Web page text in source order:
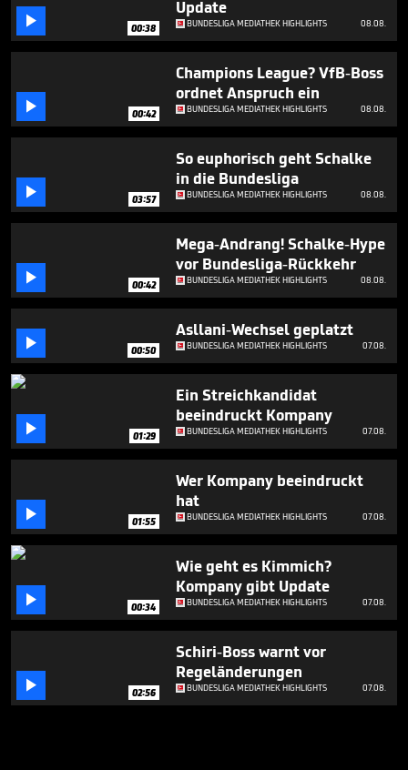
1
minute,
35
seconds
 00:38
Update
BUNDESLIGA MEDIATHEK HIGHLIGHTS 08.08.
 00:42
Champions League? VfB-Boss
ordnet Anspruch ein
BUNDESLIGA MEDIATHEK HIGHLIGHTS 08.08.
 03:57
So euphorisch geht Schalke
in die Bundesliga
BUNDESLIGA MEDIATHEK HIGHLIGHTS 08.08.
 00:42
Mega-Andrang! Schalke-Hype
vor Bundesliga-Rückkehr
BUNDESLIGA MEDIATHEK HIGHLIGHTS 08.08.
 00:50
Asllani-Wechsel geplatzt
BUNDESLIGA MEDIATHEK HIGHLIGHTS 07.08.
 01:29
Ein Streichkandidat
beeindruckt Kompany
BUNDESLIGA MEDIATHEK HIGHLIGHTS 07.08.
 01:55
Wer Kompany beeindruckt
hat
BUNDESLIGA MEDIATHEK HIGHLIGHTS 07.08.
 00:34
Wie geht es Kimmich?
Kompany gibt Update
BUNDESLIGA MEDIATHEK HIGHLIGHTS 07.08.
 02:56
Schiri-Boss warnt vor
Regeländerungen
BUNDESLIGA MEDIATHEK HIGHLIGHTS 07.08.